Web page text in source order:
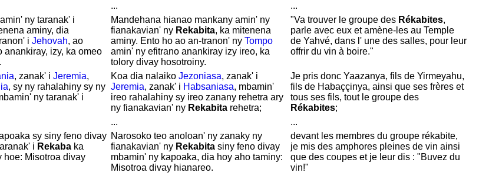
... ...
ny taranak' i
aminy, dia
i Jehovah, ao
anankiray, izy, ka omeo
Mandehana hianao mankany amin' ny
fianakavian' ny Rekabita, ka mitenena
aminy. Ento ho ao an-tranon' ny Tompo
amin' ny efitrano anankiray izy ireo, ka
tolory divay hosotroiny.
"Va trouver le groupe des Rékabites,
parle avec eux et amène-les au Temple
de Yahvé, dans l' une des salles, pour leur
offrir du vin à boire."
, zanak' i Jeremia,
, sy ny rahalahiny sy ny
ny taranak' i
Koa dia nalaiko Jezoniasa, zanak' i
Jeremia, zanak' i Habsaniasa, mbamin'
ireo rahalahiny sy ireo zanany rehetra ary
ny fianakavian' ny Rekabitarehetra;
Je pris donc Yaazanya, fils de Yirmeyahu,
fils de Habaççinya, ainsi que ses frères et
tous ses fils, tout le groupe des
Rékabites;
... ...
sy siny feno divay
i Rekabaka
hoe: Misotroa divay
Narosoko teo anoloan' ny zanaky ny
fianakavian' ny Rekabitasiny feno divay
mbamin' ny kapoaka, dia hoy aho taminy:
Misotroa divay hianareo.
devant les membres du groupe rékabite,
je mis des amphores pleines de vin ainsi
que des coupes et je leur dis : "Buvez du
vin!"